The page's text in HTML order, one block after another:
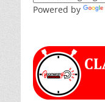
Powered by